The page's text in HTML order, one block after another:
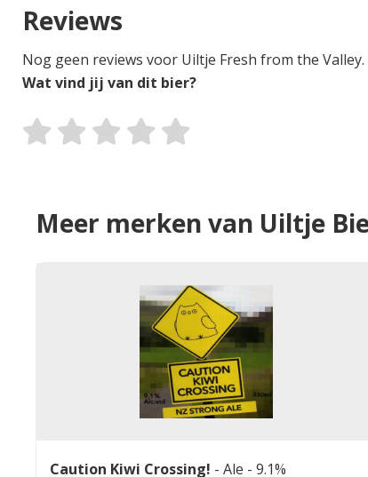
Reviews
Nog geen reviews voor Uiltje Fresh from the Valley.
Wat vind jij van dit bier?
Meer merken van Uiltje
Caution Kiwi Crossing! - Ale - 9.1%